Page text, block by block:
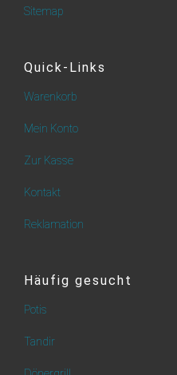
Sitemap
Quick-Links
Warenkorb
Mein Konto
Zur Kasse
Kontakt
Reklamation
Häufig gesucht
Potis
Tandir